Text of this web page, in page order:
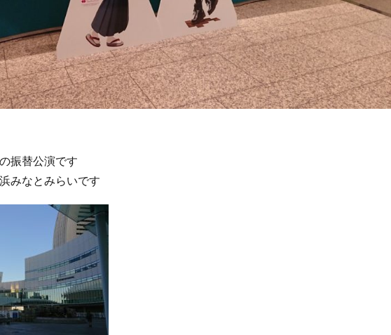
振替公演です
みなとみらいです